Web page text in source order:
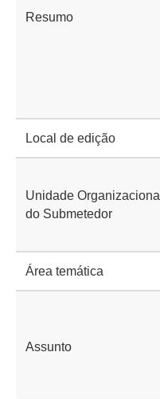
Resumo
Local de edição
Unidade Organizacional
do Submetedor
Área temática
Assunto